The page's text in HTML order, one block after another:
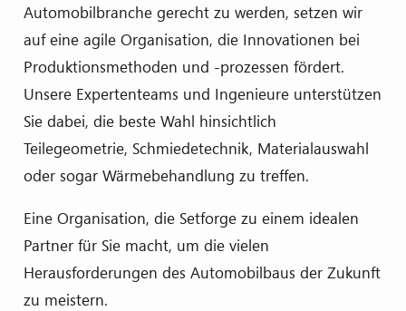
Automobilbranche gerecht zu werden, setzen wir
auf eine agile Organisation, die Innovationen bei
Produktionsmethoden und -prozessen fördert.
Unsere Expertenteams und Ingenieure unterstützen
Sie dabei, die beste Wahl hinsichtlich
Teilegeometrie, Schmiedetechnik, Materialauswahl
oder sogar Wärmebehandlung zu treffen.
Eine Organisation, die Setforge zu einem idealen
Partner für Sie macht, um die vielen
Herausforderungen des Automobilbaus der Zukunft
zu meistern.